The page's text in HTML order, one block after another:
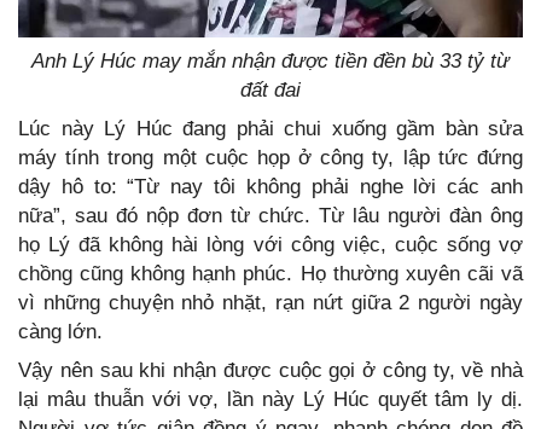
Anh Lý Húc may mắn nhận được tiền đền bù 33 tỷ từ
đất đai
Lúc này Lý Húc đang phải chui xuống gầm bàn sửa
máy tính trong một cuộc họp ở công ty, lập tức đứng
dậy hô to: “Từ nay tôi không phải nghe lời các anh
nữa”, sau đó nộp đơn từ chức. Từ lâu người đàn ông
họ Lý đã không hài lòng với công việc, cuộc sống vợ
chồng cũng không hạnh phúc. Họ thường xuyên cãi vã
vì những chuyện nhỏ nhặt, rạn nứt giữa 2 người ngày
càng lớn.
Vậy nên sau khi nhận được cuộc gọi ở công ty, về nhà
lại mâu thuẫn với vợ, lần này Lý Húc quyết tâm ly dị.